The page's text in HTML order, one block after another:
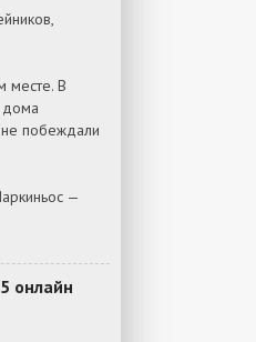
месте. В
дома
не побеждали
—
онлайн